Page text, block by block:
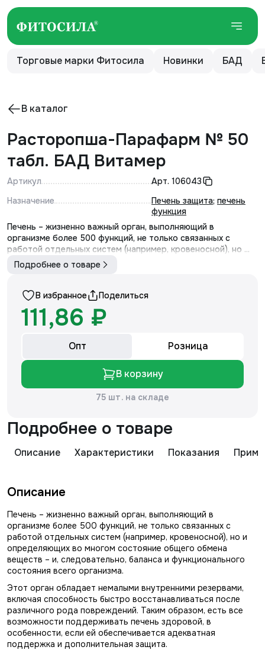
Торговые марки Фитосила Новинки БАД
В каталог
Расторопша-Парафарм № 50
табл. БАД Витамер
Артикул Арт. 106043
Назначение
Печень защита; печень
функция
Печень – жизненно важный орган, выполняющий в
организме более 500 функций, не только связанных с
работой отдельных систем (например, кровеносной), но ...
Подробнее о товаре
В избранное Поделиться
111,86 ₽
Опт Розница
В корзину
75 шт. на складе
Подробнее о товаре
Описание Характеристики Показания
Описание
Печень – жизненно важный орган, выполняющий в
организме более 500 функций, не только связанных с
работой отдельных систем (например, кровеносной), но и
определяющих во многом состояние общего обмена
веществ – и, следовательно, баланса и функционального
состояния всего организма.
Этот орган обладает немалыми внутренними резервами,
включая способность быстро восстанавливаться после
различного рода повреждений. Таким образом, есть все
возможности поддерживать печень здоровой, в
особенности, если ей обеспечивается адекватная
поддержка и дополнительная защита.